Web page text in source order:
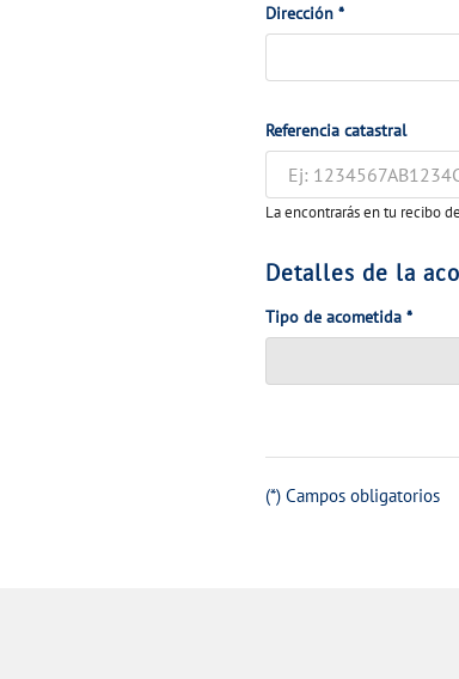
Dirección *
Referencia catastral
La encontrarás en tu recibo
Detalles de la
Tipo de acometida *
(*) Campos obligatorios